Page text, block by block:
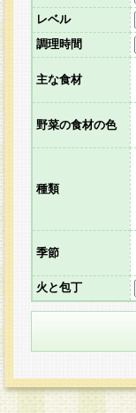
レベル
調理時間
主な食材
野菜の食材の色
種類
季節
火と包丁